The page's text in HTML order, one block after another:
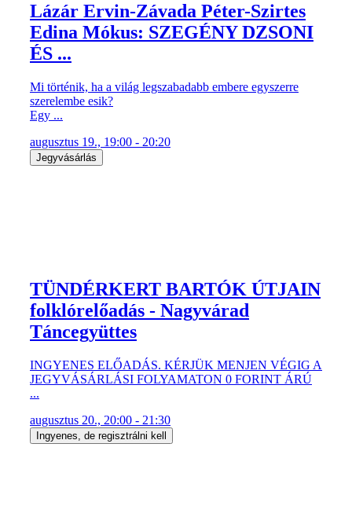
Lázár Ervin-Závada Péter-Szirtes
Edina Mókus: SZEGÉNY DZSONI
ÉS ...
Mi történik, ha a világ legszabadabb embere egyszerre
szerelembe esik?
Egy ...
augusztus 19., 19:00 - 20:20
Jegyvásárlás
TÜNDÉRKERT BARTÓK ÚTJAIN
folklórelőadás - Nagyvárad
Táncegyüttes
INGYENES ELŐADÁS. KÉRJÜK MENJEN VÉGIG A
JEGYVÁSÁRLÁSI FOLYAMATON 0 FORINT ÁRÚ
...
augusztus 20., 20:00 - 21:30
Ingyenes, de regisztrálni kell